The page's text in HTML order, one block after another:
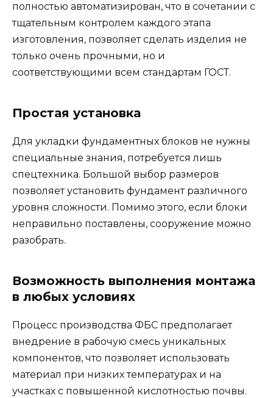
полностью автоматизирован, что в сочетании с
тщательным контролем каждого этапа
изготовления, позволяет сделать изделия не
только очень прочными, но и
соответствующими всем стандартам ГОСТ.
Простая установка
Для укладки фундаментных блоков не нужны
специальные знания, потребуется лишь
спецтехника. Большой выбор размеров
позволяет установить фундамент различного
уровня сложности. Помимо этого, если блоки
неправильно поставлены, сооружение можно
разобрать.
Возможность выполнения монтажа
в любых условиях
Процесс производства ФБС предполагает
внедрение в рабочую смесь уникальных
компонентов, что позволяет использовать
материал при низких температурах и на
участках с повышенной кислотностью почвы.